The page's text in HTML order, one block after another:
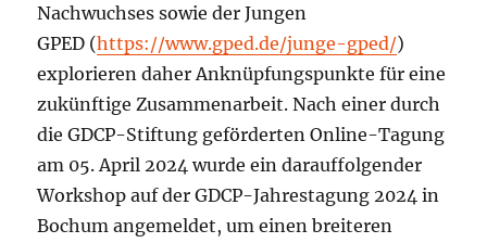
Nachwuchses sowie der Jungen
GPED (https://www.gped.de/junge-gped/)
explorieren daher Anknüpfungspunkte für eine
zukünftige Zusammenarbeit. Nach einer durch
die GDCP-Stiftung geförderten Online-Tagung
am 05. April 2024 wurde ein darauffolgender
Workshop auf der GDCP-Jahrestagung 2024 in
Bochum angemeldet, um einen breiteren